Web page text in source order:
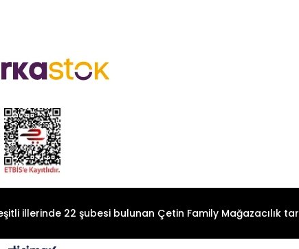
illerinde 22 şubesi bulunan Çetin Family Mağazacılık